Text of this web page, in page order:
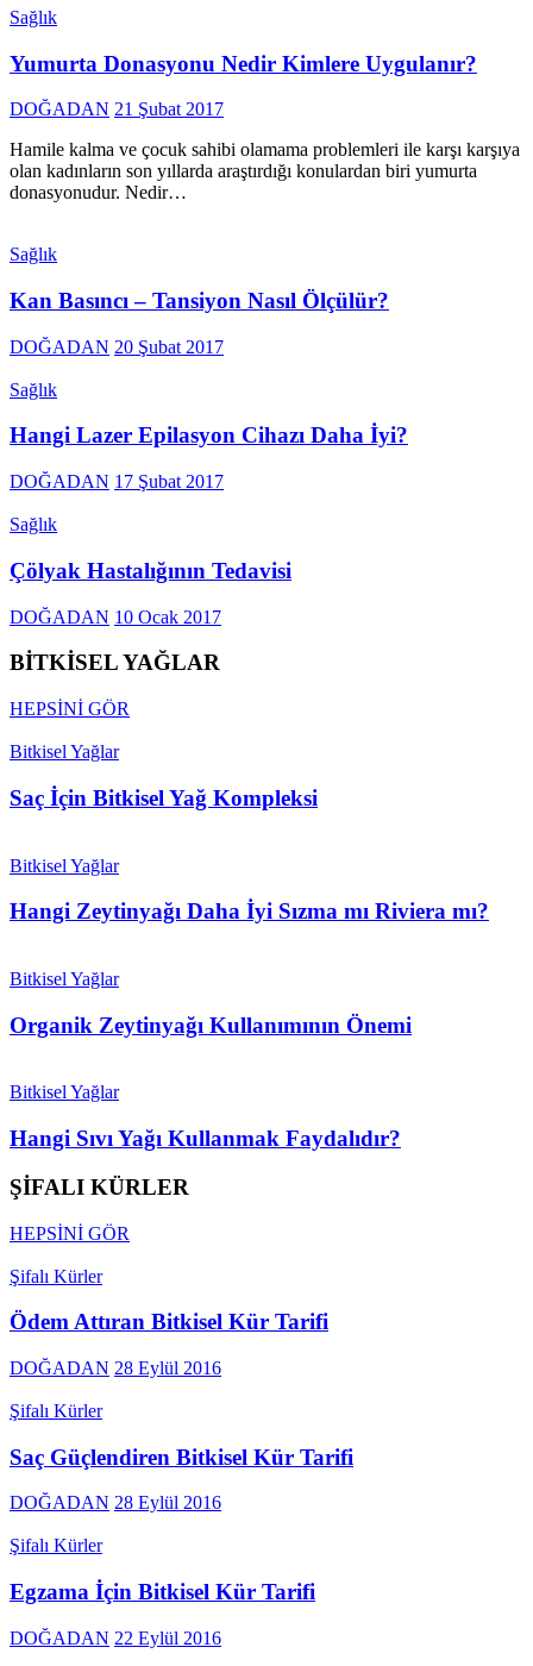
Sağlık
Yumurta Donasyonu Nedir Kimlere Uygulanır?
DOĞADAN 21 Şubat 2017
Hamile kalma ve çocuk sahibi olamama problemleri ile karşı karşıya
olan kadınların son yıllarda araştırdığı konulardan biri yumurta
donasyonudur. Nedir…
Sağlık
Kan Basıncı – Tansiyon Nasıl Ölçülür?
DOĞADAN 20 Şubat 2017
Sağlık
Hangi Lazer Epilasyon Cihazı Daha İyi?
DOĞADAN 17 Şubat 2017
Sağlık
Çölyak Hastalığının Tedavisi
DOĞADAN 10 Ocak 2017
BİTKİSEL YAĞLAR
HEPSİNİ GÖR
Bitkisel Yağlar
Saç İçin Bitkisel Yağ Kompleksi
Bitkisel Yağlar
Hangi Zeytinyağı Daha İyi Sızma mı Riviera mı?
Bitkisel Yağlar
Organik Zeytinyağı Kullanımının Önemi
Bitkisel Yağlar
Hangi Sıvı Yağı Kullanmak Faydalıdır?
ŞİFALI KÜRLER
HEPSİNİ GÖR
Şifalı Kürler
Ödem Attıran Bitkisel Kür Tarifi
DOĞADAN 28 Eylül 2016
Şifalı Kürler
Saç Güçlendiren Bitkisel Kür Tarifi
DOĞADAN 28 Eylül 2016
Şifalı Kürler
Egzama İçin Bitkisel Kür Tarifi
DOĞADAN 22 Eylül 2016